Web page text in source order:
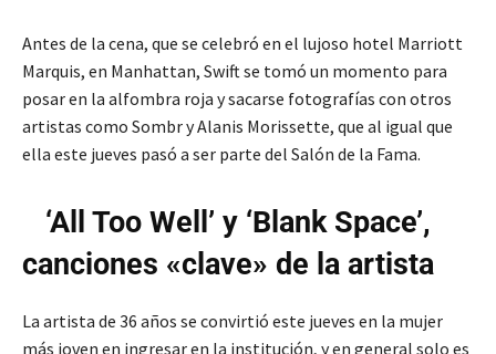
Antes de la cena, que se celebró en el lujoso hotel Marriott
Marquis, en Manhattan, Swift se tomó un momento para
posar en la alfombra roja y sacarse fotografías con otros
artistas como Sombr y Alanis Morissette, que al igual que
ella este jueves pasó a ser parte del Salón de la Fama.
‘All Too Well’ y ‘Blank Space’,
canciones «clave» de la artista
La artista de 36 años se convirtió este jueves en la mujer
más joven en ingresar en la institución, y en general solo es